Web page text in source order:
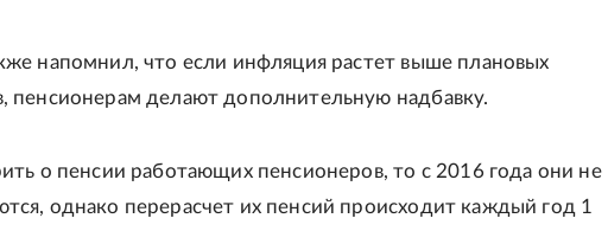
напомнил, что если инфляция растет выше плановых
пенсионерам делают дополнительную надбавку.
о пенсии работающих пенсионеров, то с 2016 года они не
однако перерасчет их пенсий происходит каждый год 1